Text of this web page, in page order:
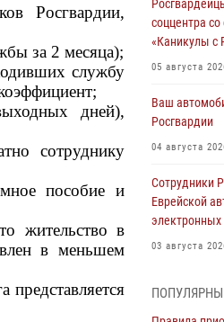
Росгвардии,
за 2 месяца);
службу
дней),
сотруднику
пособие и
жительство в
в меньшем
соццентра
«Каникулы с
05 августа
Ваш
Росгвардии
04 августа
Сотрудники
Еврейской
электронных
03 августа
армии